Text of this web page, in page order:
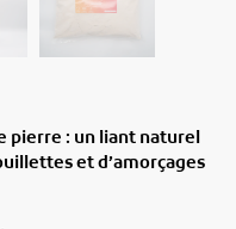
pierre : un liant naturel
et d’amorçages